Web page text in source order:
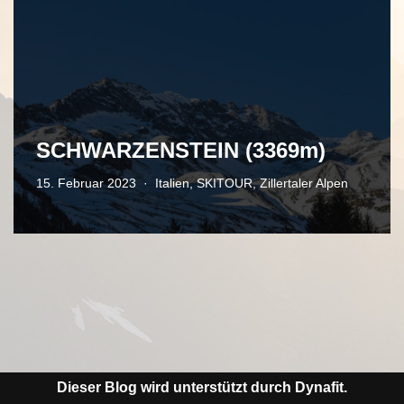
SCHWARZENSTEIN (3369m)
15. Februar 2023 Italien,SKITOUR,Zillertaler Alpen
Dieser Blog wird unterstützt durch Dynafit.